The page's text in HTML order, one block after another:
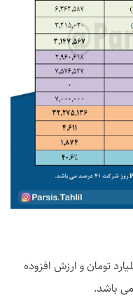
پرتفوی بورسی شرکت 2,060 میلیارد تومان و ارزش افزوده